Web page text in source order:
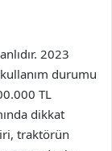
2023
durumu
TL
dikkat
traktörün